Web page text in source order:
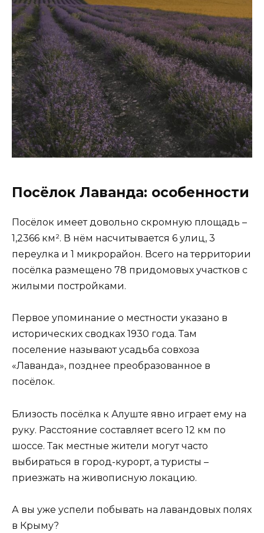
Посёлок Лаванда: особенности
Посёлок имеет довольно скромную площадь –
1,2366 км². В нём насчитывается 6 улиц, 3
переулка и 1 микрорайон. Всего на территории
посёлка размещено 78 придомовых участков с
жилыми постройками.
Первое упоминание о местности указано в
исторических сводках 1930 года. Там
поселение называют усадьба совхоза
«Лаванда», позднее преобразованное в
посёлок.
Близость посёлка к Алуште явно играет ему на
руку. Расстояние составляет всего 12 км по
шоссе. Так местные жители могут часто
выбираться в город-курорт, а туристы –
приезжать на живописную локацию.
А вы уже успели побывать на лавандовых полях
в Крыму?